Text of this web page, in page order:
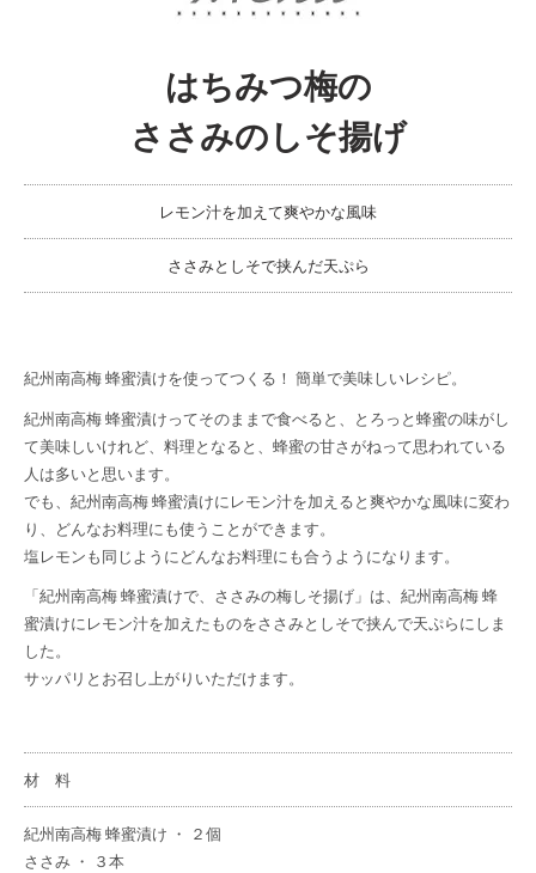
はちみつ梅の
ささみのしそ揚げ
レモン汁を加えて爽やかな風味
ささみとしそで挟んだ天ぷら
紀州南高梅 蜂蜜漬けを使ってつくる！ 簡単で美味しいレシピ。
紀州南高梅 蜂蜜漬けってそのままで食べると、とろっと蜂蜜の味がし
て美味しいけれど、料理となると、蜂蜜の甘さがねって思われている
人は多いと思います。
でも、紀州南高梅 蜂蜜漬けにレモン汁を加えると爽やかな風味に変わ
り、どんなお料理にも使うことができます。
塩レモンも同じようにどんなお料理にも合うようになります。
「紀州南高梅 蜂蜜漬けで、ささみの梅しそ揚げ」は、紀州南高梅 蜂
蜜漬けにレモン汁を加えたものをささみとしそで挟んで天ぷらにしま
した。
サッパリとお召し上がりいただけます。
材 料
紀州南高梅 蜂蜜漬け ・ ２個
ささみ ・ ３本